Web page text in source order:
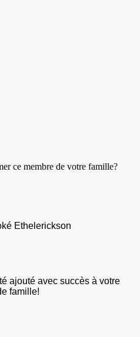
ce membre de votre famille?
Ethelerickson
ajouté avec succès à votre
famille!